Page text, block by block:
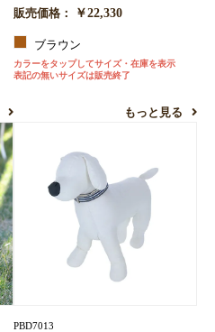
販売価格： ￥22,330
ブラウン
カラーをタップしてサイズ・在庫を表示
表記の無いサイズは販売終了
もっと見る
PBD7013